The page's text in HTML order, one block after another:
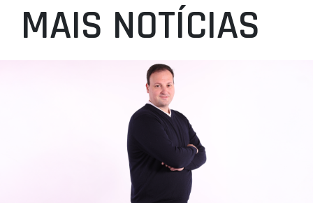
MAIS NOTÍCIAS